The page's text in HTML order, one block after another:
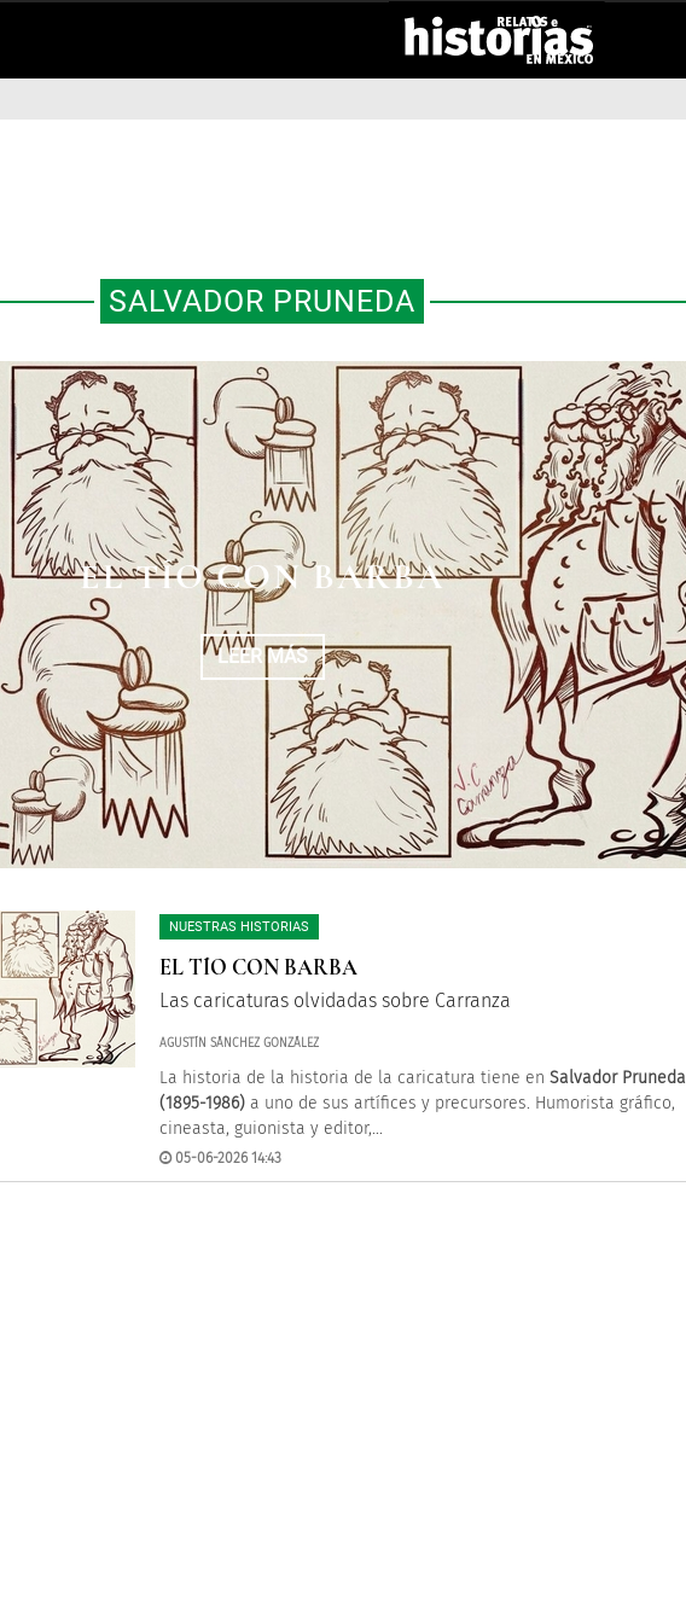
SALVADOR PRUNEDA
EL TÍO CON BARBA
LEER MÁS
NUESTRAS HISTORIAS
EL TÍO CON BARBA
Las caricaturas olvidadas sobre Carranza
AGUSTÍN SÁNCHEZ GONZÁLEZ
La historia de la historia de la caricatura tiene en Salvador Pruneda
(1895-1986) a uno de sus artífices y precursores. Humorista gráfico,
cineasta, guionista y editor,...
05-06-2026 14:43